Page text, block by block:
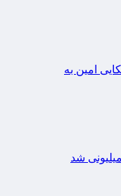
امین به